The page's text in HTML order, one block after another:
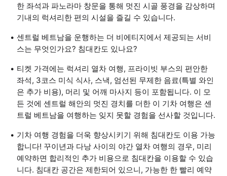
한 좌석과 파노라마 창문을 통해 멋진 시골 풍경을 감상하며
기내의 럭셔리한 편의 시설을 즐길 수 있습니다.
센트럴 베트남을 운행하는 더 비에티지에서 제공되는 서비
스는 무엇인가요? 침대칸도 있나요?
티켓 가격에는 럭셔리 열차 여행, 프라이빗 부스의 편안한
좌석, 3코스 미식 식사, 스낵, 엄선된 무제한 음료(특별 와인
은 추가 비용), 머리 및 어깨 마사지 등이 포함됩니다. 이 모
든 것에 센트럴 해안의 멋진 경치를 더한 이 기차 여행은 센
트럴 베트남을 여행하는 잊지 못할 경험을 선사할 것입니다.
기차 여행 경험을 더욱 향상시키기 위해 침대칸도 이용 가능
합니다! 꾸이년과 다낭 사이의 야간 열차 여행의 경우, 미리
예약하면 합리적인 추가 비용으로 침대칸을 이용할 수 있습
니다. 침대칸 공간은 제한되어 있으니, 가능한 한 빨리 예약